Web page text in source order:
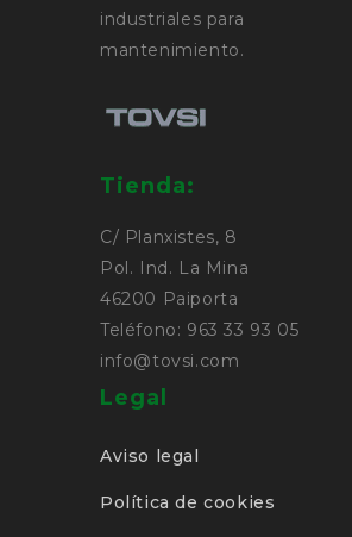
industriales para
mantenimiento.
Tienda:
C/ Planxistes, 8
Pol. Ind. La Mina
46200 Paiporta
Teléfono: 963 33 93 05
info@tovsi.com
Legal
Aviso legal
Política de cookies